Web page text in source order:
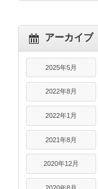
アーカイブ
2025年5月
2022年8月
2022年1月
2021年8月
2020年12月